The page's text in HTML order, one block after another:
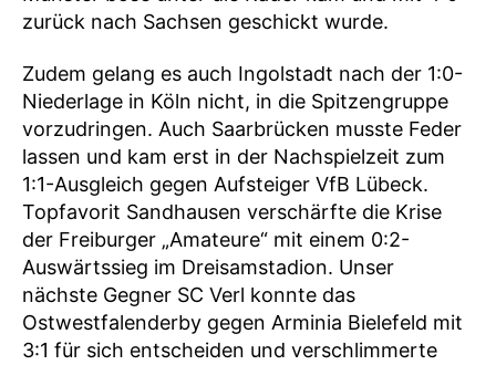
zurück nach Sachsen geschickt wurde.
Zudem gelang es auch Ingolstadt nach der 1:0-
Niederlage in Köln nicht, in die Spitzengruppe
vorzudringen. Auch Saarbrücken musste Feder
lassen und kam erst in der Nachspielzeit zum
1:1-Ausgleich gegen Aufsteiger VfB Lübeck.
Topfavorit Sandhausen verschärfte die Krise
der Freiburger „Amateure“ mit einem 0:2-
Auswärtssieg im Dreisamstadion. Unser
nächste Gegner SC Verl konnte das
Ostwestfalenderby gegen Arminia Bielefeld mit
3:1 für sich entscheiden und verschlimmerte